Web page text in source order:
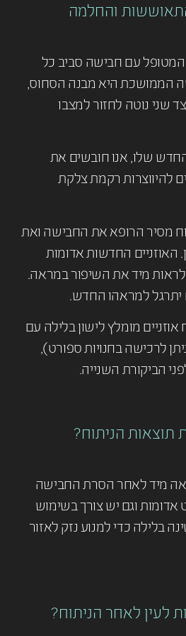
התאוששות והחלמה
המטופל עם חבישה סביב כל
הממושכת היא מבנה הסחוס,
שני נוטה לחזור למצבו
שלו, אנו חובשים את
להיווצרות רקמת צלקת
מסיר הרופא את החבישה ואת
האוזניים החדשות אדומות
לראות מיד את השיפור במראה.
יתרגל למראהו החדש.
מומלץ לישון בלילה עם
לרכישה בחנויות ספורט),
הביקורת השנייה.
תוצאות הניתוח?
מיד לאחר הסרת החבישה
אדומות וגם יש צורך בשימוש
בלילה כדי למנוע נזק לאזור
לעין לאחר הניתוח?